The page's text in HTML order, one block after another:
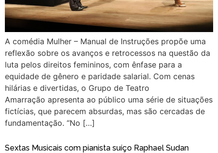
A comédia Mulher – Manual de Instruções propõe uma
reflexão sobre os avanços e retrocessos na questão da
luta pelos direitos femininos, com ênfase para a
equidade de gênero e paridade salarial. Com cenas
hilárias e divertidas, o Grupo de Teatro
Amarração apresenta ao público uma série de situações
fictícias, que parecem absurdas, mas são cercadas de
fundamentação. “No […]
Sextas Musicais com pianista suíço Raphael Sudan